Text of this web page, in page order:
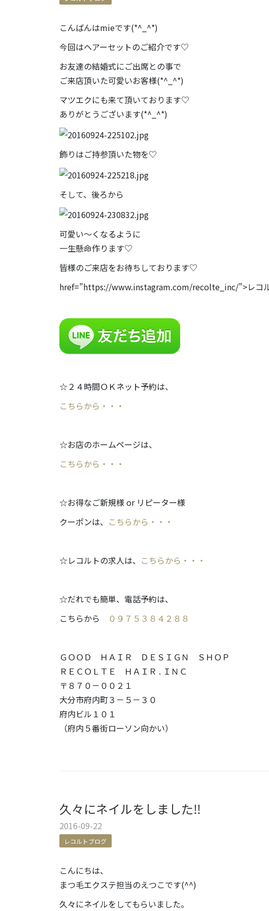
こんばんはmieです(*^_^*)
今回はヘアーセットのご紹介です♡
お友達の結婚式にご出席との事で
ご来店頂いた可愛いお客様(*^_^*)
マツエクにも来て頂いております♡
ありがとうございます(*^_^*)
飾りはご持参頂いた物を♡
そして、後ろから
可愛い〜くなるように
一生懸命作ります♡
皆様のご来店をお待ちしております♡
href=”https://www.instagram.com/recolte_inc/”>レコ
☆２４時間ＯＫネット予約は、
こちらから・・・
☆お店のホームページは、
こちらから・・・
☆お得なご新規様 or リピーター様
クーポンは、 こちらから・・・
☆レコルトの求人は、 こちらから・・・
☆だれでも簡単、電話予約は、
こちらから
０９７５３８４２８８
ＧＯＯＤ ＨＡＩＲ ＤＥＳＩＧＮ ＳＨＯＰ
ＲＥＣＯＬＴＥ ＨＡＩＲ . ＩＮＣ
〒８７０－００２１
大分市府内町３－５－３０
府内ビル１０１
（府内５番街ローソン向かい）
久々にネイルをしました‼
2016-09-22
レコルトブログ
こんにちは、
まつ毛エクステ担当のえつこです(^^)
久々にネイルをしてもらいました。